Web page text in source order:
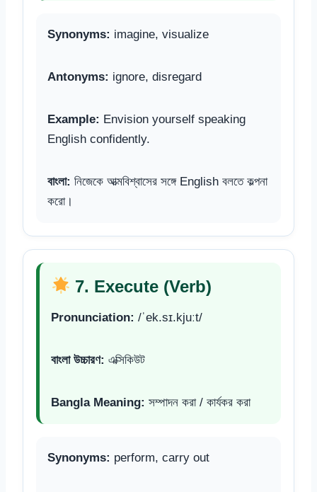
Synonyms: imagine, visualize
Antonyms: ignore, disregard
Example: Envision yourself speaking
English confidently.
বাংলা: নিজেকে আত্মবিশ্বাসের সঙ্গে English বলতে কল্পনা
করো।
7. Execute (Verb)
Pronunciation: /ˈek.sɪ.kjuːt/
বাংলা উচ্চারণ: এক্সিকিউট
Bangla Meaning: সম্পাদন করা / কার্যকর করা
Synonyms: perform, carry out